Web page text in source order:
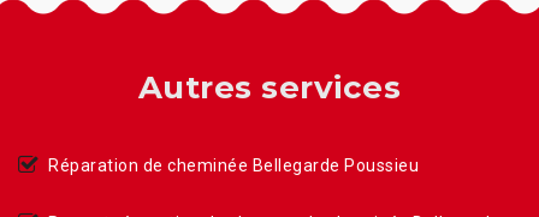
Autres services
Réparation de cheminée Bellegarde Poussieu